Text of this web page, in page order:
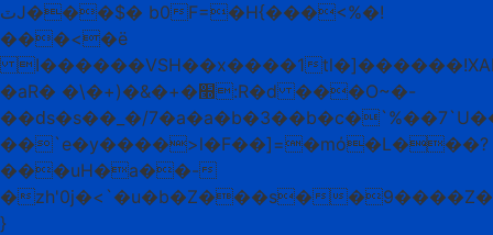
ٽJ���$� b0F=�H{���<%�!
���<�ë
I������VSH��x����1
�aR� �\�+)�&�+�׭:R�d ���O~�-
��ԁs�s��_�/
��`e�y����>l�F��]=�mό�L���?
���uH�a��-
�zh'0j�<`�u�b�Z���s�
}